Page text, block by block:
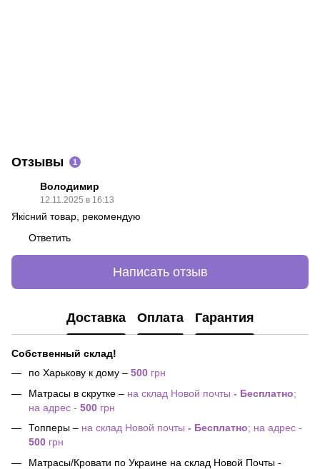
Отзывы 1
Володимир
12.11.2025 в 16:13
Якісний товар, рекомендую
Ответить
Написать отзыв
Доставка Оплата Гарантия
Собственный склад!
по Харькову к дому – 500 грн
Матрасы в скрутке – на склад Новой почты - Бесплатно;
на адрес - 500 грн
Топперы – на склад Новой почты - Бесплатно; на адрес -
500 грн
Матрасы/Кровати по Украине на склад Новой Почты -